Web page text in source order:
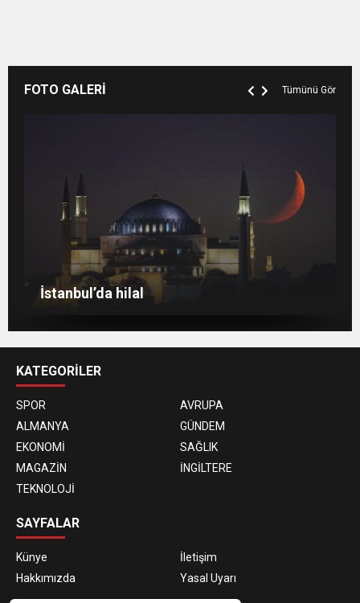
FOTO GALERİ Tümünü Gör
Venedik eski günlerini arıyor
İstanbul’da hilal
Berlin’de 8 Mart Dünya Kadınlar Günü
gösterisi
KATEGORİLER
SPOR
AVRUPA
ALMANYA
GÜNDEM
EKONOMİ
SAĞLIK
MAGAZİN
İNGİLTERE
TEKNOLOJİ
SAYFALAR
Künye
İletişim
Hakkımızda
Yasal Uyarı